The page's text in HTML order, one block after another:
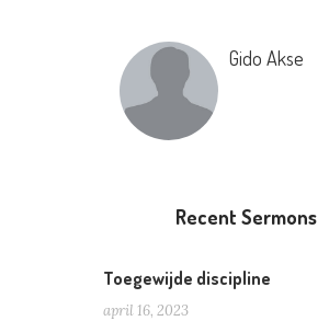
Gido Akse
Recent Sermons
Toegewijde discipline
april 16, 2023